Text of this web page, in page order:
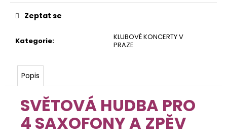
Kategorie:
KLUBOVÉ KONCERTY V
PRAZE
Zeptat se
Popis
SVĚTOVÁ HUDBA PRO
4 SAXOFONY A ZPĚV